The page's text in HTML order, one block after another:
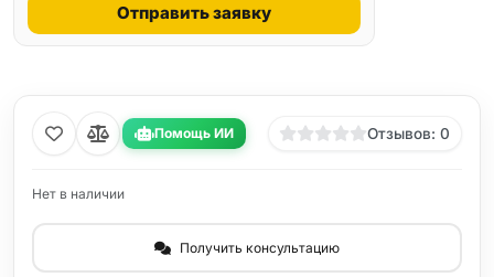
Отправить заявку
Помощь ИИ Отзывов: 0
Нет в наличии
Получить консультацию